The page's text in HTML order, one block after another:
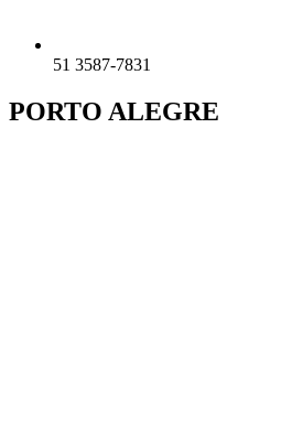
51 3587-7831
PORTO ALEGRE